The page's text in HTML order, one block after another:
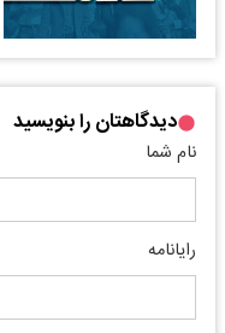
دیدگاهتان را بنویسید
نام شما
رایانامه